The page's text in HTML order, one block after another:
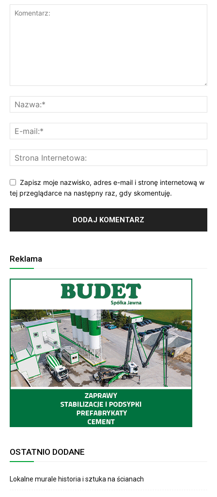
Zapisz moje nazwisko, adres e-mail i stronę internetową w
tej przeglądarce na następny raz, gdy skomentuję.
Reklama
OSTATNIO DODANE
Lokalne murale historia i sztuka na ścianach